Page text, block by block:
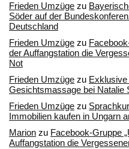
Frieden Umzüge zu
Söder auf der
Deutschland
Frieden Umzüge zu
der Auffangstation die
Not
Frieden Umzüge zu Exklusive
Gesichtsmassage bei Natalie
Frieden Umzüge zu
Immobilien kaufen in Ungarn
Marion zu Facebook-Gruppe
Auffangstation die